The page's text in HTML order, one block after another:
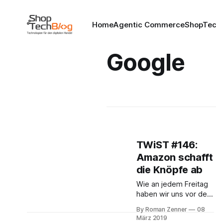
HomeAgentic Commerce
Google
TWiST #146:
Amazon schafft
die Knöpfe ab
Wie an jedem Freitag
haben wir uns vor den
versammelt, um über
By Roman Zenner
08
März 2019